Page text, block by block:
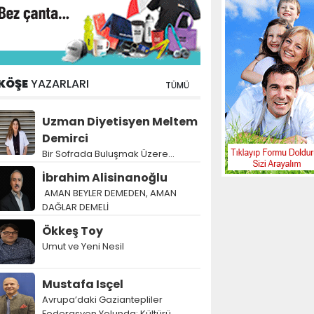
YAZARLARI TÜMÜ
Uzman Diyetisyen Meltem
Demirci
Bir Sofrada Buluşmak Üzere…
İbrahim Alisinanoğlu
AMAN BEYLER DEMEDEN, AMAN
DAĞLAR DEMELİ
Ökkeş Toy
Umut ve Yeni Nesil
Mustafa Isçel
Avrupa’daki Gaziantepliler